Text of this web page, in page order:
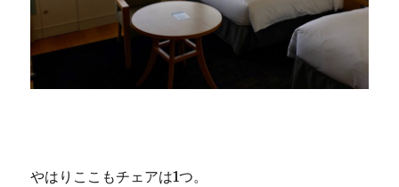
やはりここもチェアは1つ。